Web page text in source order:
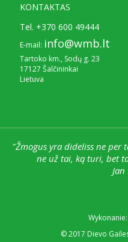
KONTAKTAS
Tel. +370 600 49444
E-mail: info@wmb.lt
Tartoko km., Sodų g. 23
17127 Šalčininkai
Lietuva
"Žmogus yra dideliss ne per
ne už tai, ką turi, bet
Jan
© 2017 Dievo